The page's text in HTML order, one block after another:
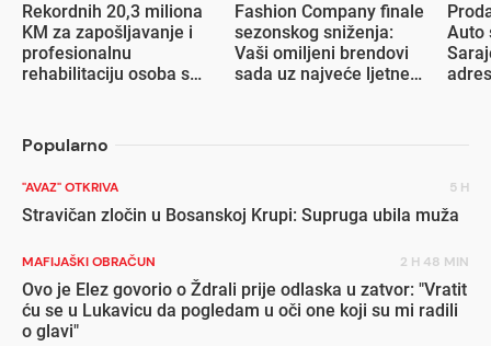
Rekordnih 20,3 miliona
KM za zapošljavanje i
profesionalnu
rehabilitaciju osoba s
Fashion Company finale
sezonskog sniženja:
Vaši omiljeni brendovi
sada uz najveće ljetne
Auto
Popularno
"AVAZ" OTKRIVA 5 H
Stravičan zločin u Bosanskoj Krupi: Supruga ubila muža
MAFIJAŠKI OBRAČUN 2 H 48 MIN
Ovo je Elez govorio o Ždrali prije odlaska u zatvor: "Vratit
ću se u Lukavicu da pogledam u oči one koji su mi radili
o glavi"